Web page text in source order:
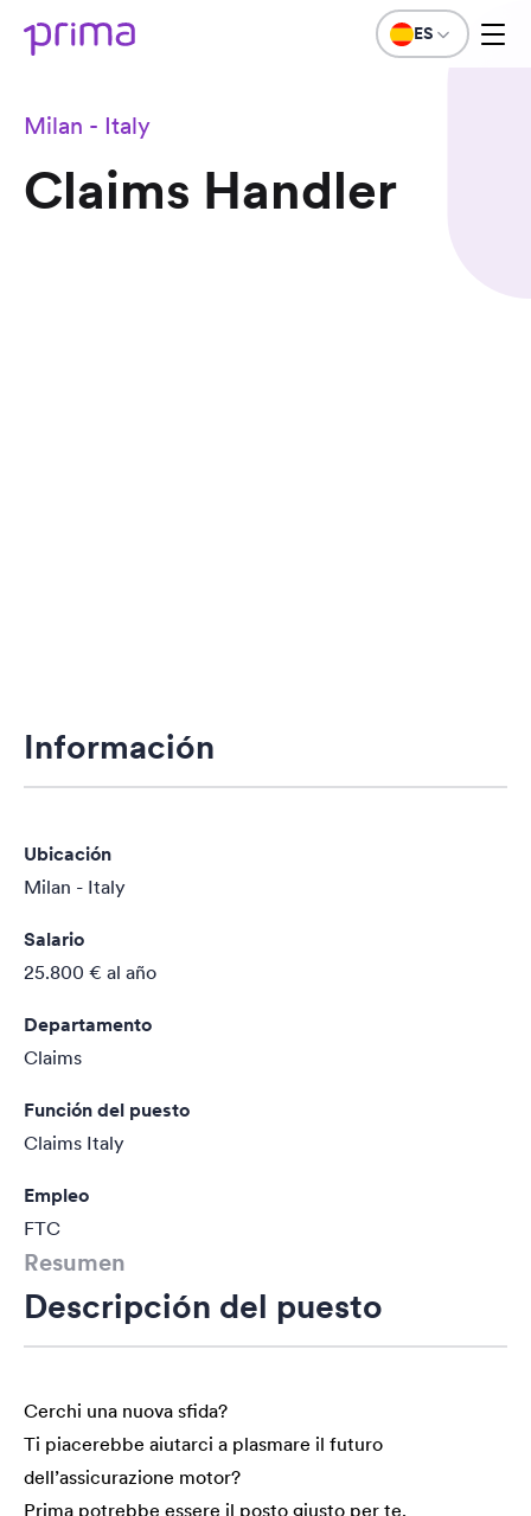
ES
Milan - Italy
Claims Handler
Resumen
Descripción del puesto
Cerchi una nuova sfida?
Ti piacerebbe aiutarci a plasmare il futuro
dell’assicurazione motor?
Prima potrebbe essere il posto giusto per te.
Información
Ubicación
Milan - Italy
Salario
25.800 € al año
Departamento
Claims
Función del puesto
Claims Italy
Empleo
FTC